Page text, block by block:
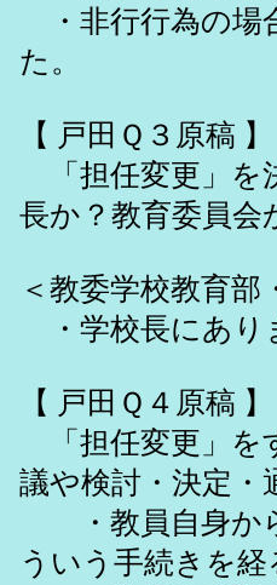
・非行行為の場
た。
【 戸田Ｑ３原稿 】
「担任変更」を
長か？教育委員会
＜教委学校教育
・学校長にあり
【 戸田Ｑ４原稿 】
「担任変更」
議や検討・決定・
・教員自身から
ういう手続きを経